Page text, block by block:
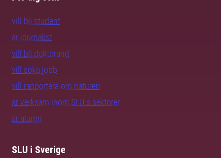
vill bli student
är journalist
vill bli doktorand
vill söka jobb
vill rapportera om naturen
är verksam inom SLU:s sektorer
är alumn
SLU i Sverige